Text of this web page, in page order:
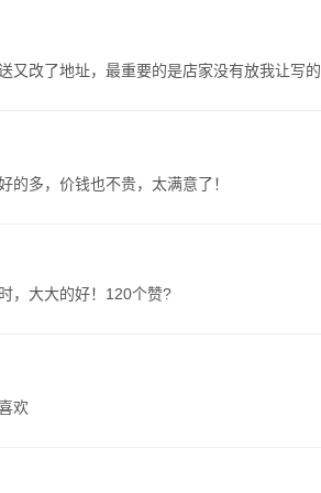
又改了地址，最重要的是店家没有放我让写
的多，价钱也不贵，太满意了！
，大大的好！120个赞?
欢